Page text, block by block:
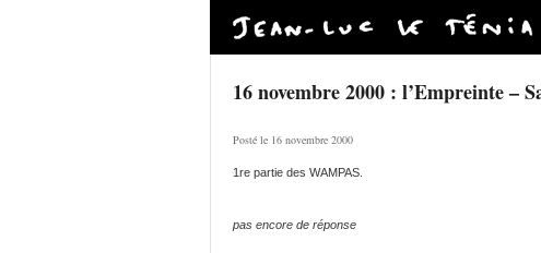
16 novembre 2000 : l’Empreinte –
Posté le 16 novembre 2000
1re partie des WAMPAS.
pas encore de réponse